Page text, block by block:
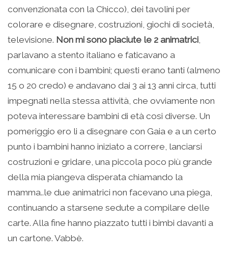
convenzionata con la Chicco), dei tavolini per
colorare e disegnare, costruzioni, giochi di società,
televisione. Non mi sono piaciute le 2 animatrici,
parlavano a stento italiano e faticavano a
comunicare con i bambini; questi erano tanti (almeno
15 o 20 credo) e andavano dai 3 ai 13 anni circa, tutti
impegnati nella stessa attività, che ovviamente non
poteva interessare bambini di età cosi diverse. Un
pomeriggio ero li a disegnare con Gaia e a un certo
punto i bambini hanno iniziato a correre, lanciarsi
costruzioni e gridare, una piccola poco più grande
della mia piangeva disperata chiamando la
mamma..le due animatrici non facevano una piega,
continuando a starsene sedute a compilare delle
carte. Alla fine hanno piazzato tutti i bimbi davanti a
un cartone. Vabbè.